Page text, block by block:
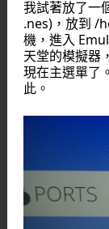
我試著放了一
.nes)，放到 /
機，進入
天堂的模擬器
現在主選單了
此。